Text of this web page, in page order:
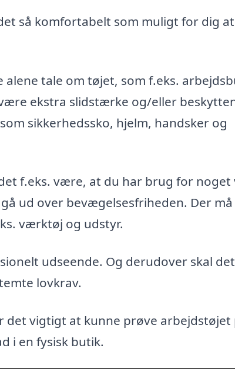
så komfortabelt som muligt for dig at
tale om tøjet, som f.eks.
ekstra slidstærke og/eller
sikkerhedssko, hjelm, handsker og
f.eks. være, at du har brug for noget
ud over bevægelsesfriheden. Der
værktøj og udstyr.
udseende. Og derudover skal det
lovkrav.
vigtigt at kunne prøve arbejdstøjet
i en fysisk butik.